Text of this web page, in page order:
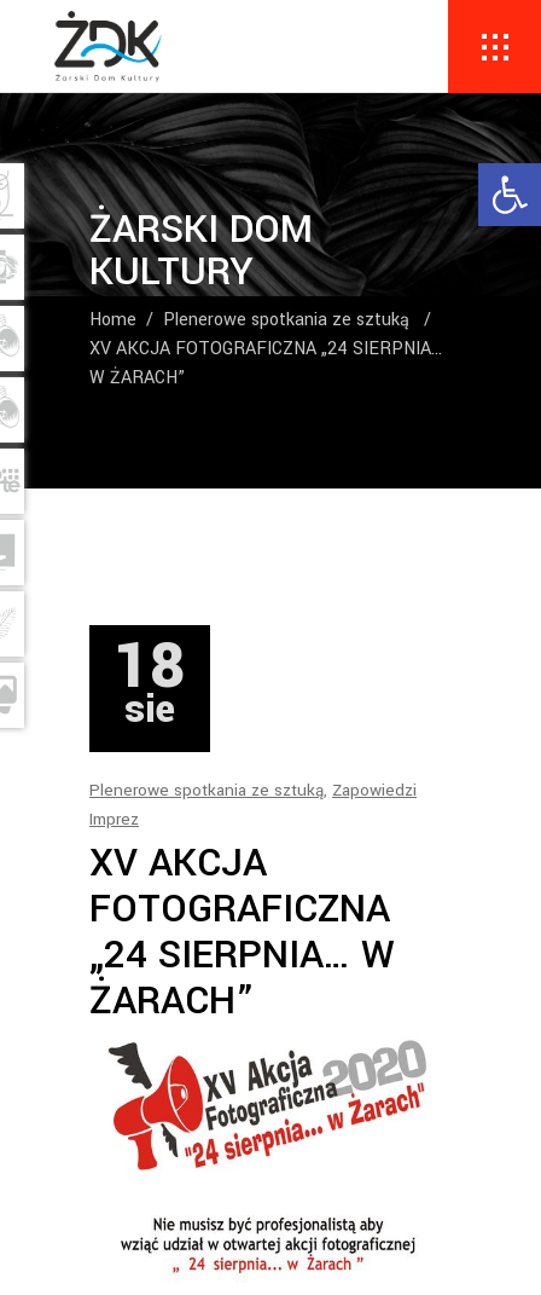
ŻARSKI DOM
KULTURY
Home / Plenerowe spotkania ze sztuką
/
XV AKCJA FOTOGRAFICZNA „24 SIERPNIA…
W ŻARACH”
18
sie
Plenerowe spotkania ze sztuką, Zapowiedzi
Imprez
XV AKCJA
FOTOGRAFICZNA
„24 SIERPNIA… W
ŻARACH”